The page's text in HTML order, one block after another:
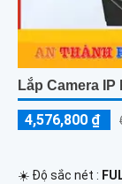
Lắp Camera
4,576,800 ₫
☀️ Độ sắc nét :